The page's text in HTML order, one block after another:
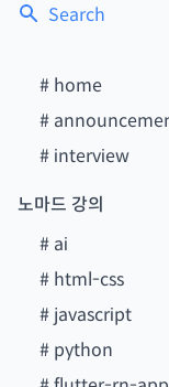
Search
# home
#
# interview
노마드 강의
# ai
# html-css
# javascript
# python